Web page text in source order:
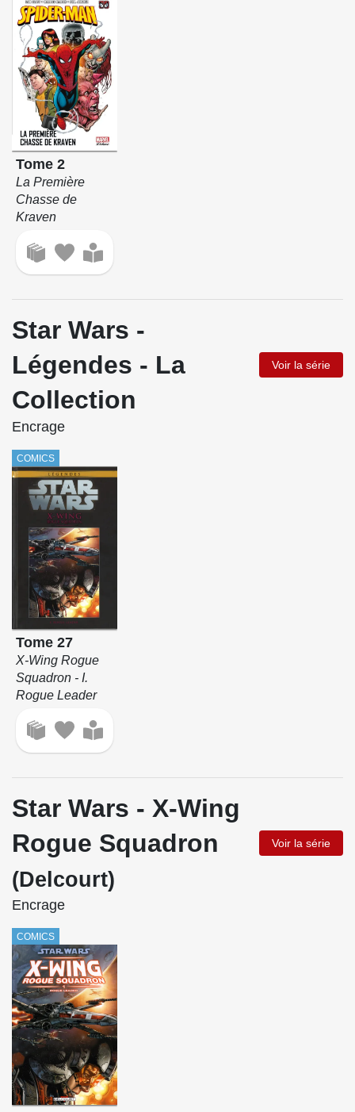
Tome 2
La Première
Chasse de
Kraven
Star Wars -
Légendes - La
Collection
Voir la série
Encrage
COMICS
Tome 27
X-Wing Rogue
Squadron - I.
Rogue Leader
Star Wars - X-Wing
Rogue Squadron
(Delcourt)
Voir la série
Encrage
COMICS